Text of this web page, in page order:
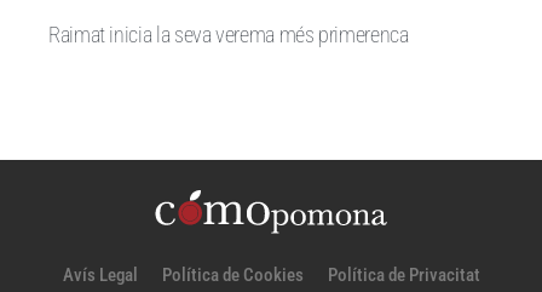
Raimat inicia la seva verema més primerenca
Avís Legal Política de Cookies Política de Privacitat